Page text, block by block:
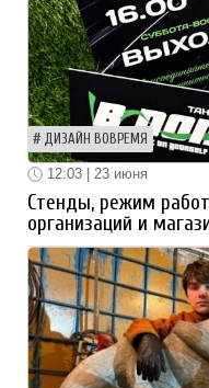
ДИЗАЙН ВОВРЕМЯ
12:03 | 23 июня
Стенды, режим
организаций и